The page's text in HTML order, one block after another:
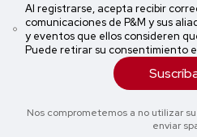
Al registrarse, acepta recibir
comunicaciones de P&M y sus
y eventos que ellos consideren
Puede retirar su consentimiento
Nos comprometemos a no utilizar
enviar